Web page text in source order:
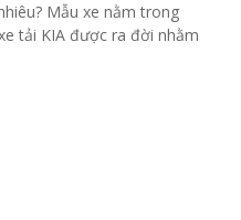
Mẫu xe nằm trong
tải KIA được ra đời nhằm